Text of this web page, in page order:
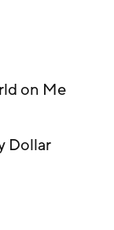
on Me
Dollar